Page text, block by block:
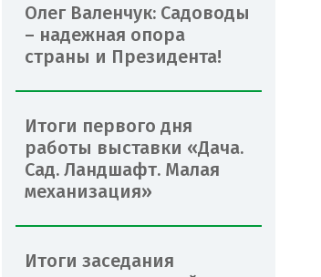
Олег Валенчук: Садоводы
– надежная опора
страны и Президента!
Итоги первого дня
работы выставки «Дача.
Сад. Ландшафт. Малая
механизация»
Итоги заседания